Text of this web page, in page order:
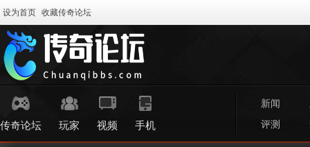
设为首页 收藏传奇论坛
传奇论坛 玩家 视频 手机
新闻
评测